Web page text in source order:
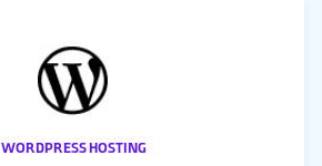
WordPress Hosting